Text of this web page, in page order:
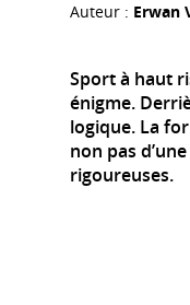
Auteur : Erwan
Sport à haut
énigme.
logique. La
non pas
rigoureuses.